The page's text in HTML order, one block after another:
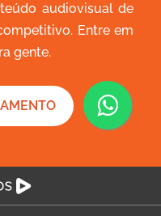
audiovisual de
Entre em
gente.